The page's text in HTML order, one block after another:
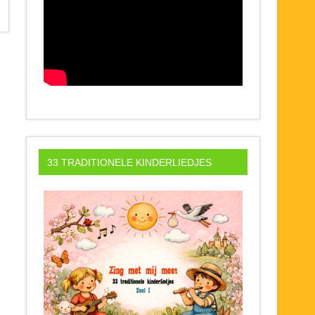
33 TRADITIONELE KINDERLIEDJES